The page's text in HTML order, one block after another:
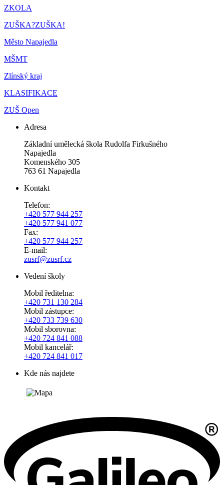
ZKOLA
ZUŠKA?ZUŠKA!
Město Napajedla
MŠMT
Zlínský kraj
KLASIFIKACE
ZUŠ Open
Adresa
Základní umělecká škola Rudolfa Firkušného
Napajedla
Komenského 305
763 61 Napajedla
Kontakt
Telefon:
+420 577 944 257
+420 577 941 077
Fax:
+420 577 944 257
E-mail:
zusrf@zusrf.cz
Vedení školy
Mobil ředitelna:
+420 731 130 284
Mobil zástupce:
+420 733 739 630
Mobil sborovna:
+420 724 841 088
Mobil kancelář:
+420 724 841 017
Kde nás najdete